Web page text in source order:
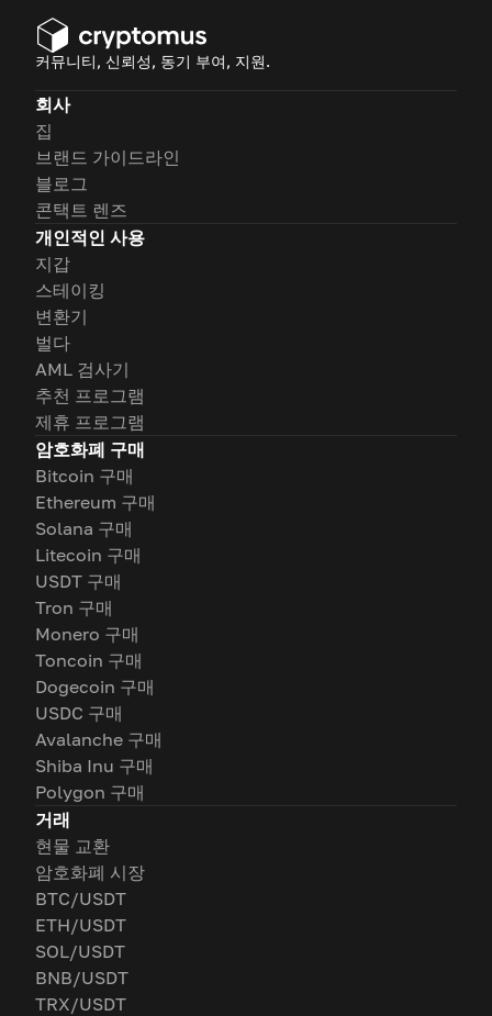
커뮤니티, 신뢰성, 동기 부여, 지원.
회사
집
브랜드 가이드라인
블로그
콘택트 렌즈
개인적인 사용
지갑
스테이킹
변환기
벌다
AML 검사기
추천 프로그램
제휴 프로그램
암호화폐 구매
Bitcoin 구매
Ethereum 구매
Solana 구매
Litecoin 구매
USDT 구매
Tron 구매
Monero 구매
Toncoin 구매
Dogecoin 구매
USDC 구매
Avalanche 구매
Shiba Inu 구매
Polygon 구매
거래
현물 교환
암호화폐 시장
BTC/USDT
ETH/USDT
SOL/USDT
BNB/USDT
TRX/USDT